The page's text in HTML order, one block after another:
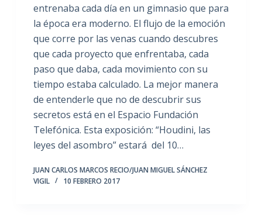
entrenaba cada día en un gimnasio que para
la época era moderno. El flujo de la emoción
que corre por las venas cuando descubres
que cada proyecto que enfrentaba, cada
paso que daba, cada movimiento con su
tiempo estaba calculado. La mejor manera
de entenderle que no de descubrir sus
secretos está en el Espacio Fundación
Telefónica. Esta exposición: “Houdini, las
leyes del asombro” estará del 10…
JUAN CARLOS MARCOS RECIO/JUAN MIGUEL SÁNCHEZ
VIGIL
10 FEBRERO 2017